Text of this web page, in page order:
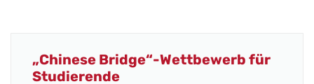
„Chinese Bridge“-Wettbewerb für
Studierende